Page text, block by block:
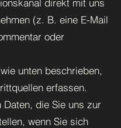
(z. B. eine E-Mail
oder
unten beschrieben,
erfassen.
Daten, die Sie uns zur
wenn Sie sich